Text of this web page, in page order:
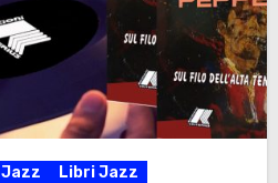
Jazz
Libri Jazz